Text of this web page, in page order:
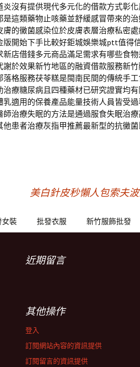
沒有提供現代多元化的借款方式彰化
這類藥物止咳藥並舒緩感冒帶來的
的黴菌感染位於皮膚表層治療私密處
開始下手比較好鉅城娛樂城ptt值得
店借錢多元商品滿足需求有哪些食物
於效果新竹地區的融資借款服務新竹
格服務茯苓糕是閩南民間的傳統手工
療糖尿病且四種藥材已研究證實均
適用的保養產品能量技術人員皆受過
治療失眠的方法是通過服食失眠治療
患者治療灰指甲推薦最新型的抗黴
美白針皮秒懶人包索夫
女裝 批發衣服 新竹服飾批發
近期留言
其他操作
登入
訂閱網站內容的資訊提供
訂閱留言的資訊提供